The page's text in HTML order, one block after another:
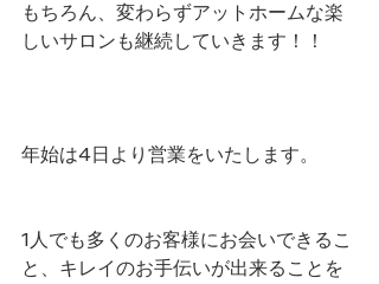
もちろん、変わらずアットホームな楽
しいサロンも継続していきます！！
年始は4日より営業をいたします。
1人でも多くのお客様にお会いできるこ
と、キレイのお手伝いが出来ることを